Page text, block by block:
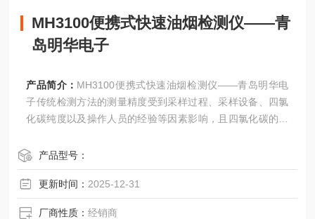
MH3100便携式快速油烟检测仪——青
岛明华电子
产品简介： MH3100便携式快速油烟检测仪——青岛明华电
子传统检测方法的测量精度受到采样过程、采样设备、四氯
化碳纯度以及操作人员的经验等因素影响，且四氯化碳的致
产品型号：
更新时间： 2025-12-31
厂商性质：经销商